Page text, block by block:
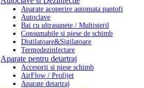
Aparate acoperire automata pantofi
Autoclave
Bai cu ultrasunete / Multisteril
Consumabile si piese de schimb
Distilatoare&Sigilatoare
Termodezinfectare
Aparate pentru detartraj
Accesorii si piese schimb
AirFlow / Profijet
Aparate detartraj